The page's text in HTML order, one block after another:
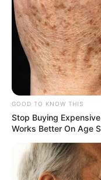
GOOD TO KNOW THIS
Stop Buying
Works Better On Age